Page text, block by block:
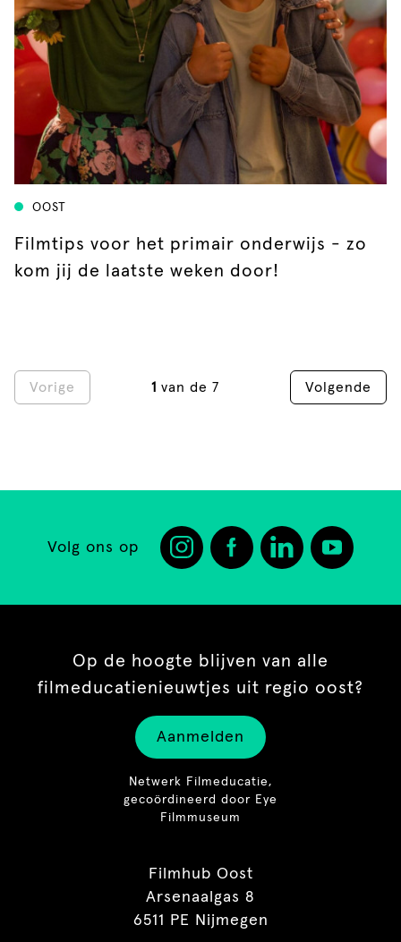
OOST
Filmtips voor het primair onderwijs - zo
kom jij de laatste weken door!
Vorige 1 van de 7 Volgende
Volg ons op
Op de hoogte blijven van alle
filmeducatienieuwtjes uit regio oost?
Aanmelden
Netwerk Filmeducatie,
gecoördineerd door Eye
Filmmuseum
Filmhub Oost
Arsenaalgas 8
6511 PE Nijmegen